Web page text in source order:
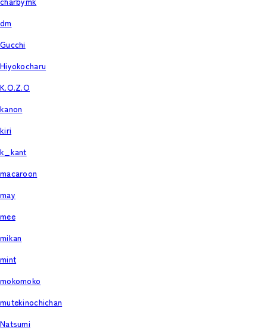
dm
Gucchi
Hiyokocharu
K.O.Z.O
kanon
kiri
k_kant
macaroon
may
mee
mikan
mint
mokomoko
mutekinochichan
Natsumi